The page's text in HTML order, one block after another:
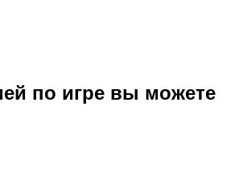
по игре вы можете